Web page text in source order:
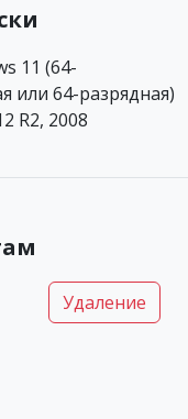
11 (64-
или 64-разрядная)
R2, 2008
Удаление